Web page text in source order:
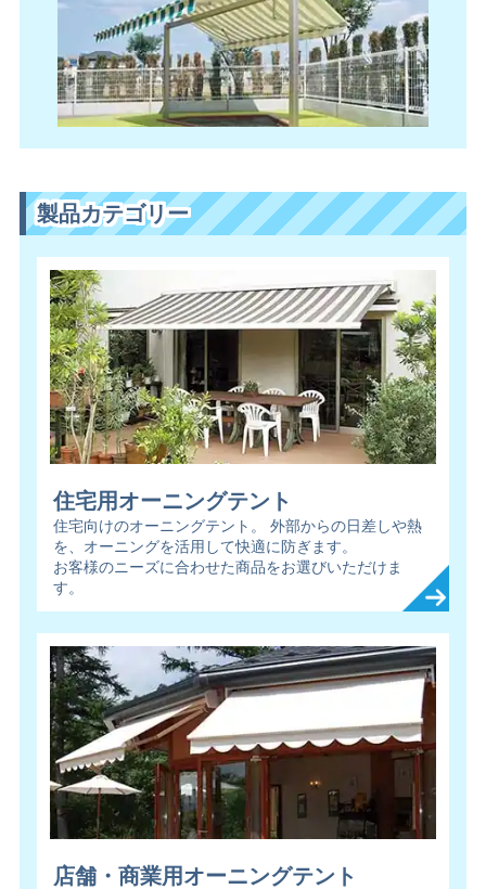
製品カテゴリー
住宅用オーニングテント
住宅向けのオーニングテント。 外部からの日差しや熱
を、オーニングを活用して快適に防ぎます。
お客様のニーズに合わせた商品をお選びいただけま
す。
店舗・商業用オーニングテント